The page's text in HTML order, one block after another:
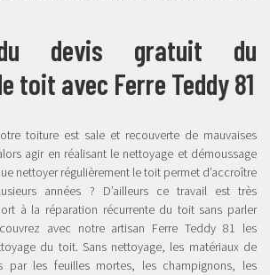
devis gratuit du
toit avec Ferre Teddy 81
toiture est sale et recouverte de mauvaises
agir en réalisant le nettoyage et démoussage
nettoyer régulièrement le toit permet d’accroître
années ? D’ailleurs ce travail est très
à la réparation récurrente du toit sans parler
avec notre artisan Ferre Teddy 81 les
du toit. Sans nettoyage, les matériaux de
par les feuilles mortes, les champignons, les